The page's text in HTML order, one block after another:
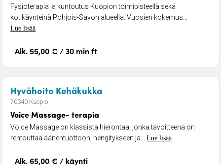
Fysioterapia ja kuntoutus Kuopion toimipisteellä sekä
kotikäynteinä Pohjois-Savon alueella. Vuosien kokemus...
Lue lisää
Alk. 55,00 € / 30 min ft
Hyvähoito Kehäkukka– Voice Massage- terapia
70340 Kuopio
Voice Massage- terapia
Voice Massage on klassista hierontaa, jonka tavoitteena on
rentouttaa äänentuottoon, hengitykseen ja... Lue lisää
Alk. 65,00 € / käynti